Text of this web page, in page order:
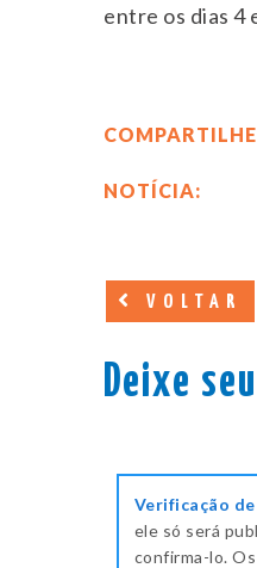
entre os dias 4
NOTÍCIA:
VOLTAR
Deixe
Verificação de
ele só será
confirma-lo.